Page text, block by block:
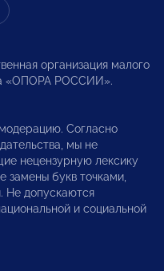
организация малого
«ОПОРА РОССИИ».
Согласно
мы не
нецензурную лексику
замены букв точками,
Не допускаются
и социальной